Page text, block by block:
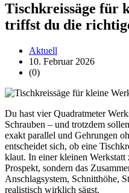
Tischkreissäge für
triffst du die
Aktuell
10. Februar 2026
(0)
Du hast vier Quadratmeter
Schrauben – und trotzdem
exakt parallel und Gehrungen
entscheidet sich, ob eine
klaut. In einer kleinen
Prospekt, sondern das
Anschlagsystem, Schnitthöhe,
realistisch wirklich sägst.